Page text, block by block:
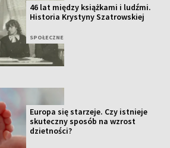
46 lat między książkami i ludźmi.
Historia Krystyny Szatrowskiej
SPOŁECZNE
Europa się starzeje. Czy istnieje
skuteczny sposób na wzrost
dzietności?